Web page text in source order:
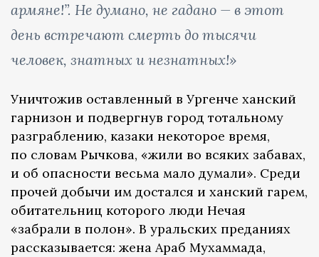
армяне!”. Не думано, не гадано — в этот
день встречают смерть до тысячи
человек, знатных и незнатных!»
Уничтожив оставленный в Ургенче ханский
гарнизон и подвергнув город тотальному
разграблению, казаки некоторое время,
по словам Рычкова, «жили во всяких забавах,
и об опасности весьма мало думали». Среди
прочей добычи им достался и ханский гарем,
обитательниц которого люди Нечая
«забрали в полон». В уральских преданиях
рассказывается: жена Араб Мухаммада,